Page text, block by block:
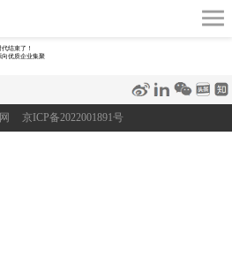
结束了！
向优质企业集聚
京ICP备2022001891号